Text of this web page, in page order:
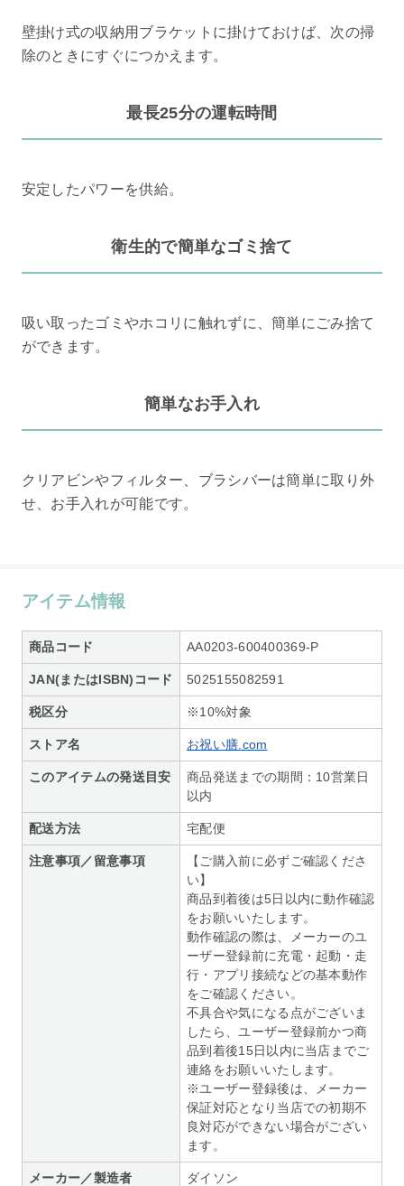
壁掛け式の収納用ブラケットに掛けておけば、次の掃
除のときにすぐにつかえます。
最長25分の運転時間
安定したパワーを供給。
衛生的で簡単なゴミ捨て
吸い取ったゴミやホコリに触れずに、簡単にごみ捨て
ができます。
簡単なお手入れ
クリアビンやフィルター、ブラシバーは簡単に取り外
せ、お手入れが可能です。
アイテム情報
商品コード AA0203-600400369-P
JAN(またはISBN)コード 5025155082591
税区分 ※10%対象
ストア名 お祝い膳.com
このアイテムの発送目安
商品発送までの期間：10営業日
以内
配送方法 宅配便
注意事項／留意事項
【ご購入前に必ずご確認くださ
い】
商品到着後は5日以内に動作確認
をお願いいたします。
動作確認の際は、メーカーのユ
ーザー登録前に充電・起動・走
行・アプリ接続などの基本動作
をご確認ください。
不具合や気になる点がございま
したら、ユーザー登録前かつ商
品到着後15日以内に当店までご
連絡をお願いいたします。
※ユーザー登録後は、メーカー
保証対応となり当店での初期不
良対応ができない場合がござい
ます。
メーカー／製造者 ダイソン